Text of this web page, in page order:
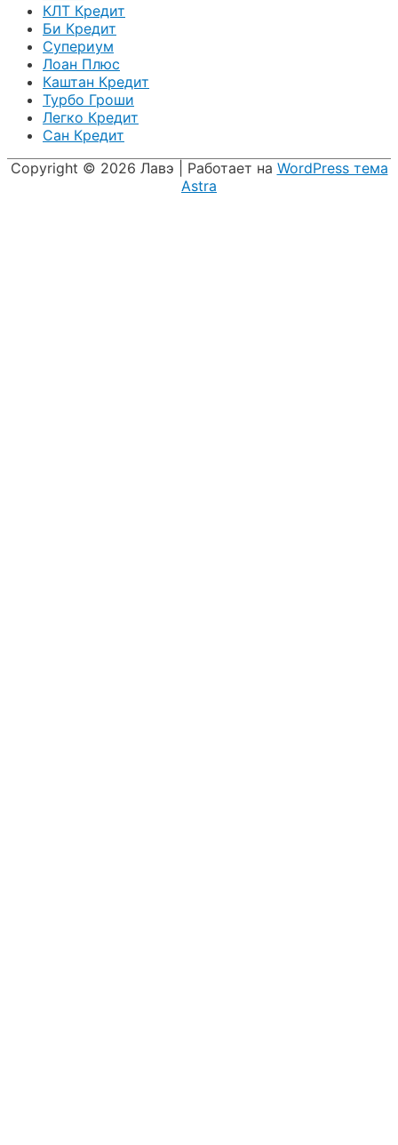
КЛТ Кредит
Би Кредит
Супериум
Лоан Плюс
Каштан Кредит
Турбо Гроши
Легко Кредит
Сан Кредит
Copyright © 2026 Лавэ | Работает на WordPress тема
Astra